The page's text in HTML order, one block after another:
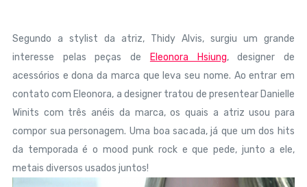
Segundo a stylist da atriz, Thidy Alvis, surgiu um grande
interesse pelas peças de
Eleonora Hsiung, designer de
acessórios e dona da marca que leva seu nome. Ao entrar em
contato com Eleonora, a designer tratou de presentear Danielle
Winits com três anéis da marca, os quais a atriz usou para
compor sua personagem. Uma boa sacada, já que um dos hits
da temporada é o mood punk rock e que pede, junto a ele,
metais diversos usados juntos!